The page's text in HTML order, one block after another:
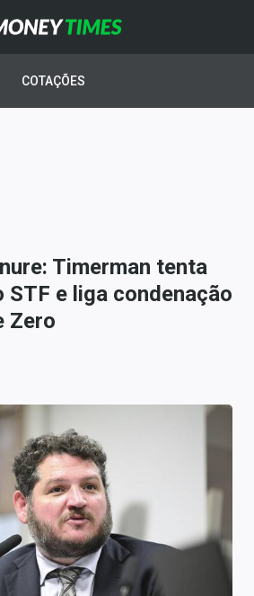
COTAÇÕES
Timerman tenta
STF e liga condenação
Zero